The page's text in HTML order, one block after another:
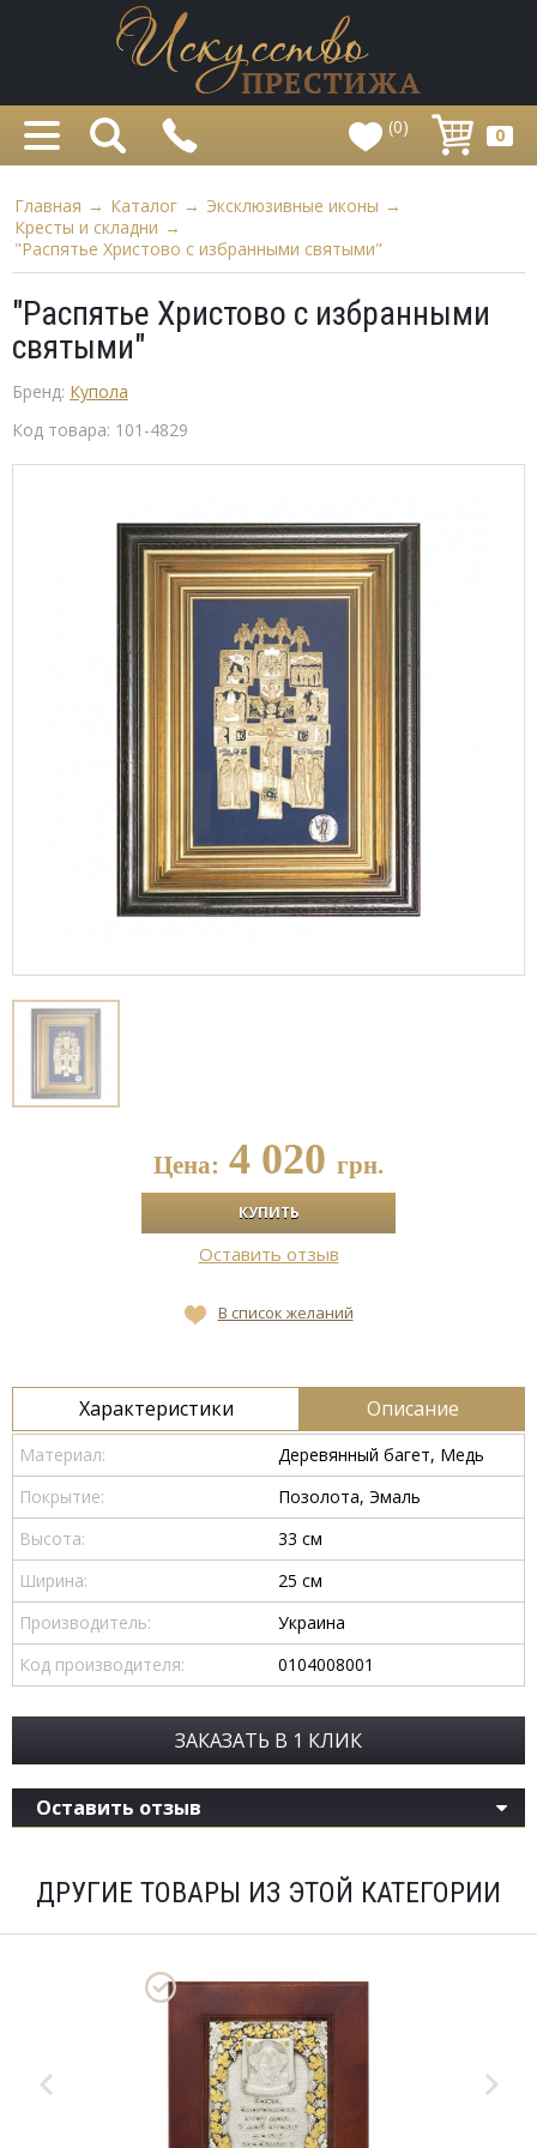
(0) 0
Главная → Каталог → Эксклюзивные иконы →
Кресты и складни →
"Распятье Христово с избранными святыми"
"Распятье Христово с избранными
святыми"
Бренд: Купола
Код товара: 101-4829
Цена: 4 020 грн.
Оставить отзыв
В список желаний
Характеристики Описание
Материал:
Деревянный багет, Медь
Покрытие:
Позолота, Эмаль
Высота:
33 см
Ширина:
25 см
Производитель:
Украина
Код производителя:
0104008001
ЗАКАЗАТЬ В 1 КЛИК
Оставить отзыв
ДРУГИЕ ТОВАРЫ ИЗ ЭТОЙ КАТЕГОРИИ